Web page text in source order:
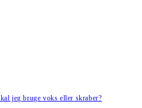
jeg bruge voks eller skraber?